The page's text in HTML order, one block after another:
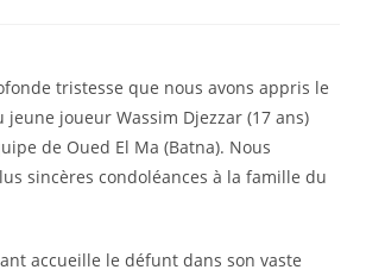
tristesse que nous avons appris le
joueur Wassim Djezzar (17 ans)
de Oued El Ma (Batna). Nous
sincères condoléances à la famille du
accueille le défunt dans son vaste